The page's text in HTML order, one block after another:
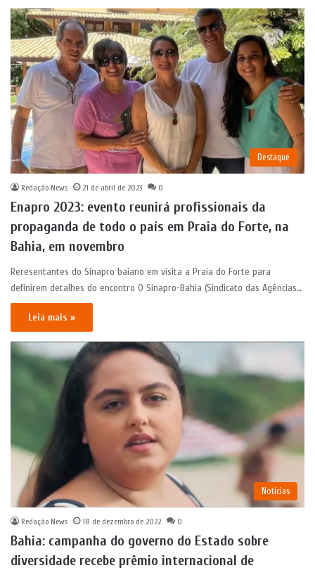
Destaque
Redação News 21 de abril de 2023 0
Enapro 2023: evento reunirá profissionais da
propaganda de todo o país em Praia do Forte, na
Bahia, em novembro
Reresentantes do Sinapro baiano em visita a Praia do Forte para
definirem detalhes do encontro O Sinapro-Bahia (Sindicato das Agências…
Leia mais »
Notícias
Redação News 18 de dezembro de 2022 0
Bahia: campanha do governo do Estado sobre
diversidade recebe prêmio internacional de